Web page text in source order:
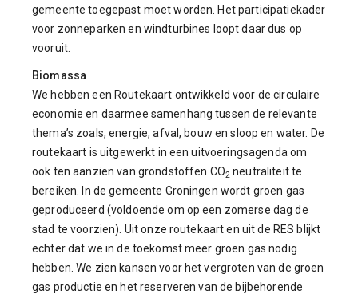
gemeente toegepast moet worden. Het participatiekader
voor zonneparken en windturbines loopt daar dus op
vooruit.
Biomassa
We hebben een Routekaart ontwikkeld voor de circulaire
economie en daarmee samenhang tussen de relevante
thema’s zoals, energie, afval, bouw en sloop en water. De
routekaart is uitgewerkt in een uitvoeringsagenda om
ook ten aanzien van grondstoffen CO2neutraliteit te
bereiken. In de gemeente Groningen wordt groen gas
geproduceerd (voldoende om op een zomerse dag de
stad te voorzien). Uit onze routekaart en uit de RES blijkt
echter dat we in de toekomst meer groen gas nodig
hebben. We zien kansen voor het vergroten van de groen
gas productie en het reserveren van de bijbehorende